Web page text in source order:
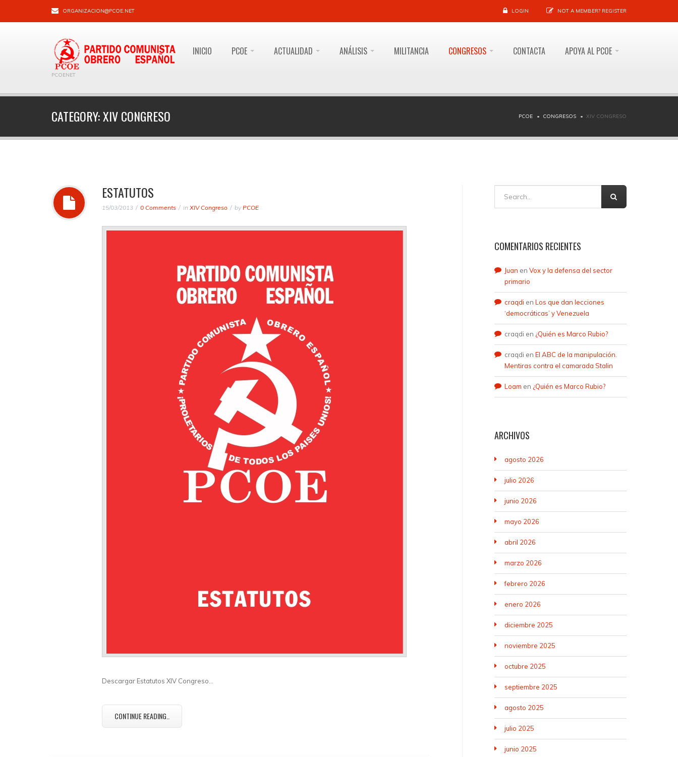
ORGANIZACION@PCOE.NET LOGIN NOT A MEMBER? REGISTER
PCOENET
INICIO PCOE ACTUALIDAD ANÁLISIS MILITANCIA CONGRESOS CONTACTA APOYA AL PCOE
CATEGORY:XIV CONGRESO PCOE CONGRESOS XIV CONGRESO
ESTATUTOS
15/03/2013 0 Comments in XIV Congreso by PCOE
Descargar Estatutos XIV Congreso…
CONTINUE READING..
COMENTARIOS RECIENTES
Juan en Vox y la defensa del sector
primario
craqdi en Los que dan lecciones
‘democráticas’ y Venezuela
craqdi en ¿Quién es Marco Rubio?
craqdi en El ABC de la manipulación.
Mentiras contra el camarada Stalin
Loam en ¿Quién es Marco Rubio?
ARCHIVOS
agosto 2026
julio 2026
junio 2026
mayo 2026
abril 2026
marzo 2026
febrero 2026
enero 2026
diciembre 2025
noviembre 2025
octubre 2025
septiembre 2025
agosto 2025
julio 2025
junio 2025